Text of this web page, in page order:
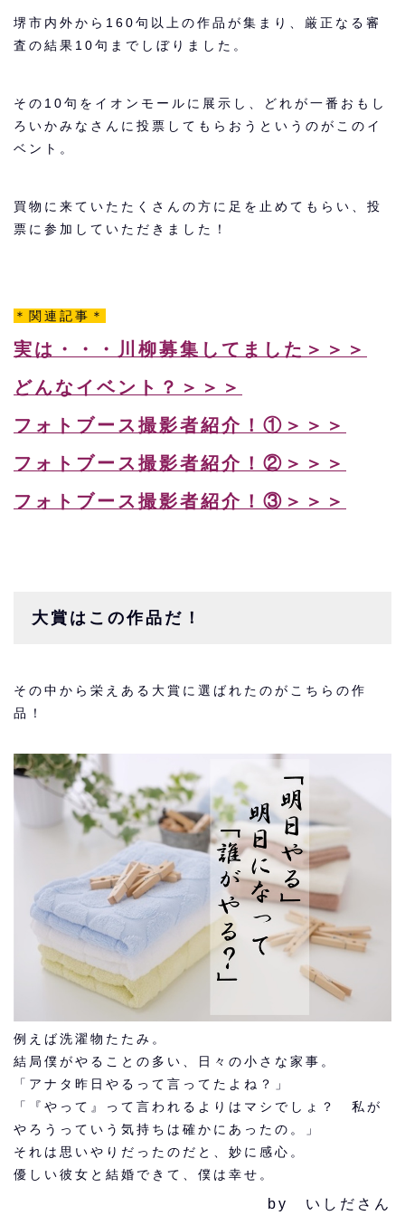
堺市内外から160句以上の作品が集まり、厳正なる審
査の結果10句までしぼりました。
その10句をイオンモールに展示し、どれが一番おもし
ろいかみなさんに投票してもらおうというのがこのイ
ベント。
買物に来ていたたくさんの方に足を止めてもらい、投
票に参加していただきました！
＊関連記事＊
実は・・・川柳募集してました＞＞＞
どんなイベント？＞＞＞
フォトブース撮影者紹介！①＞＞＞
フォトブース撮影者紹介！②＞＞＞
フォトブース撮影者紹介！③＞＞＞
大賞はこの作品だ！
その中から栄えある大賞に選ばれたのがこちらの作
品！
例えば洗濯物たたみ。
結局僕がやることの多い、日々の小さな家事。
「アナタ昨日やるって言ってたよね？」
「『やって』って言われるよりはマシでしょ？ 私が
やろうっていう気持ちは確かにあったの。」
それは思いやりだったのだと、妙に感心。
優しい彼女と結婚できて、僕は幸せ。
by いしださん